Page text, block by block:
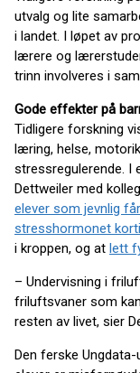
utvalg og lite
i landet. I løpet av
lærere og
trinn involveres i
Gode effekter på
Tidligere forskning
læring, helse,
stressregulerende. I
Dettweiler med
elever som jevnlig
stresshormonet
i kroppen, og at lett
– Undervisning i
friluftsvaner som
resten av livet, sier
Den ferske